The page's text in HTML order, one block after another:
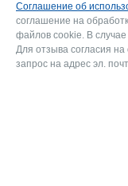
Соглашение об
соглашение на
файлов cookie. В случае
Для отзыва согласия
запрос на адрес эл.